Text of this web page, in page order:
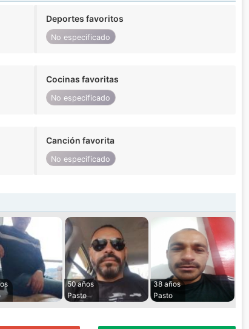
Deportes favoritos
No especificado
Cocinas favoritas
No especificado
Canción favorita
No especificado
50 años
Pasto
38 años
Pasto